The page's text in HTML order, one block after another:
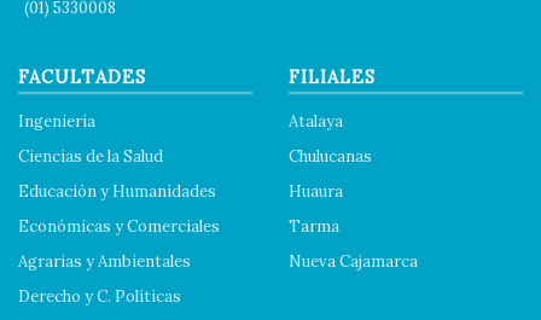
(01) 5330008
FACULTADES
Ingeniería
Ciencias de la Salud
Educación y Humanidades
Económicas y Comerciales
Agrarias y Ambientales
Derecho y C. Políticas
FILIALES
Atalaya
Chulucanas
Huaura
Tarma
Nueva Cajamarca